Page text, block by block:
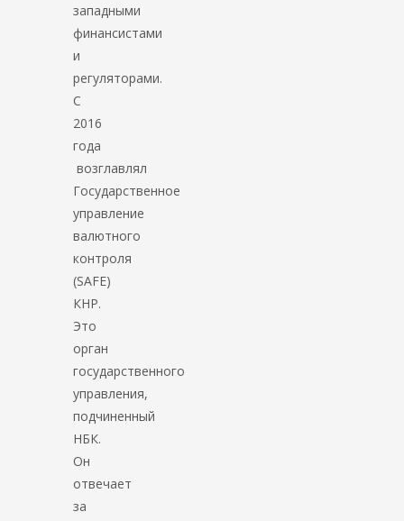
западными
финансистами
и
регуляторами.
С
2016
года
возглавлял
Государственное
управление
валютного
контроля
(SAFE)
КНР.
Это
орган
государственного
управления,
подчиненный
НБК.
Он
отвечает
за